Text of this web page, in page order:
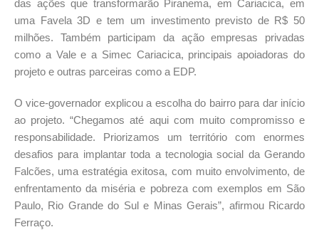
das ações que transformarão Piranema, em Cariacica, em
uma Favela 3D e tem um investimento previsto de R$ 50
milhões. Também participam da ação empresas privadas
como a Vale e a Simec Cariacica, principais apoiadoras do
projeto e outras parceiras como a EDP.
O vice-governador explicou a escolha do bairro para dar início
ao projeto. “Chegamos até aqui com muito compromisso e
responsabilidade. Priorizamos um território com enormes
desafios para implantar toda a tecnologia social da Gerando
Falcões, uma estratégia exitosa, com muito envolvimento, de
enfrentamento da miséria e pobreza com exemplos em São
Paulo, Rio Grande do Sul e Minas Gerais”, afirmou Ricardo
Ferraço.